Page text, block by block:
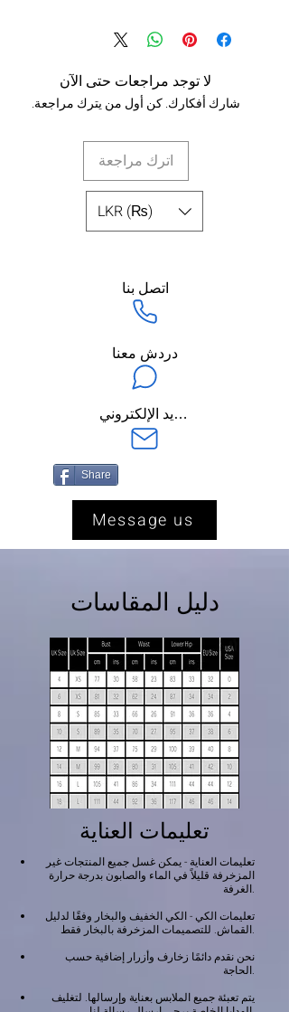
لا توجد مراجعات حتى الآن
شارك أفكارك. كن أول من يترك مراجعة.
اترك مراجعة
LKR (₨)
اتصل بنا
دردش معنا
ارسل لنا عبر البريد الإلكتروني
Share
Message us
دليل المقاسات
تعليمات العناية
تعليمات العناية - يمكن غسل جميع المنتجات غير
المزخرفة قليلاً في الماء والصابون بدرجة حرارة
الغرفة.
تعليمات الكي - الكي الخفيف والبخار وفقًا لدليل
القماش. للتصميمات المزخرفة بالبخار فقط.
نحن نقدم دائمًا زخارف وأزرار إضافية حسب
الحاجة.
يتم تعبئة جميع الملابس بعناية وإرسالها. لتغليف